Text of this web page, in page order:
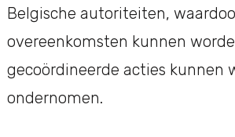
Belgische autoriteiten,
overeenkomsten kunnen
gecoördineerde acties kunnen
ondernomen.